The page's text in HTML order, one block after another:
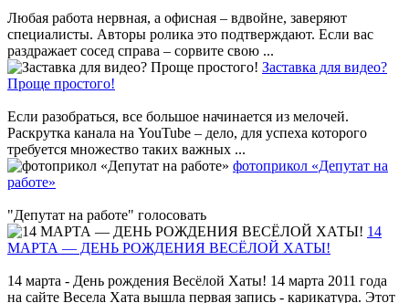
Любая работа нервная, а офисная – вдвойне, заверяют
специалисты. Авторы ролика это подтверждают. Если вас
раздражает сосед справа – сорвите свою ...
Заставка для видео?
Проще простого!
Если разобраться, все большое начинается из мелочей.
Раскрутка канала на YouTube – дело, для успеха которого
требуется множество таких важных ...
фотоприкол «Депутат на
работе»
"Депутат на работе" голосовать
14
МАРТА — ДЕНЬ РОЖДЕНИЯ ВЕСЁЛОЙ ХАТЫ!
14 марта - День рождения Весёлой Хаты! 14 марта 2011 года
на сайте Весела Хата вышла первая запись - карикатура. Этот